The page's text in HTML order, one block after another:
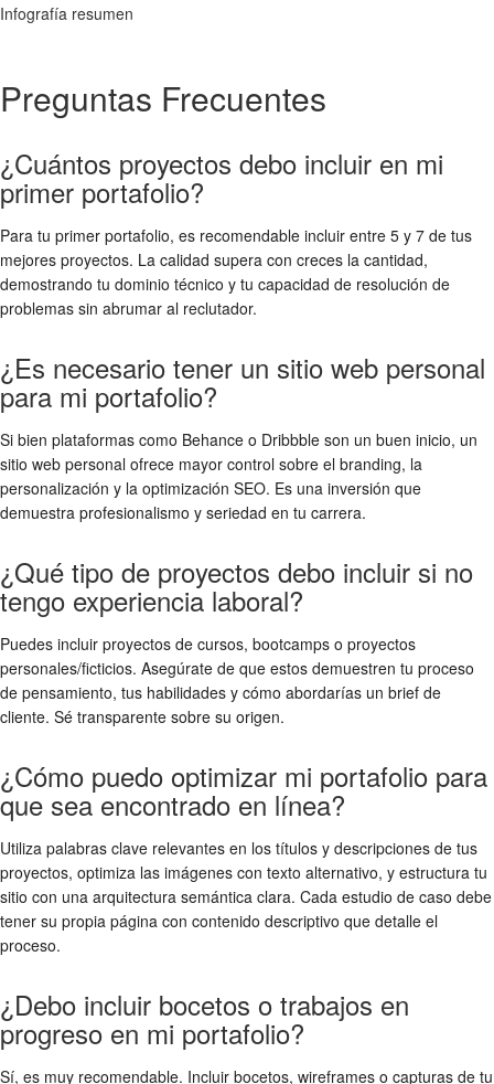
Infografía resumen
Preguntas Frecuentes
¿Cuántos proyectos debo incluir en mi
primer portafolio?
Para tu primer portafolio, es recomendable incluir entre 5 y 7 de tus
mejores proyectos. La calidad supera con creces la cantidad,
demostrando tu dominio técnico y tu capacidad de resolución de
problemas sin abrumar al reclutador.
¿Es necesario tener un sitio web personal
para mi portafolio?
Si bien plataformas como Behance o Dribbble son un buen inicio, un
sitio web personal ofrece mayor control sobre el branding, la
personalización y la optimización SEO. Es una inversión que
demuestra profesionalismo y seriedad en tu carrera.
¿Qué tipo de proyectos debo incluir si no
tengo experiencia laboral?
Puedes incluir proyectos de cursos, bootcamps o proyectos
personales/ficticios. Asegúrate de que estos demuestren tu proceso
de pensamiento, tus habilidades y cómo abordarías un brief de
cliente. Sé transparente sobre su origen.
¿Cómo puedo optimizar mi portafolio para
que sea encontrado en línea?
Utiliza palabras clave relevantes en los títulos y descripciones de tus
proyectos, optimiza las imágenes con texto alternativo, y estructura tu
sitio con una arquitectura semántica clara. Cada estudio de caso debe
tener su propia página con contenido descriptivo que detalle el
proceso.
¿Debo incluir bocetos o trabajos en
progreso en mi portafolio?
Sí, es muy recomendable. Incluir bocetos, wireframes o capturas de tu